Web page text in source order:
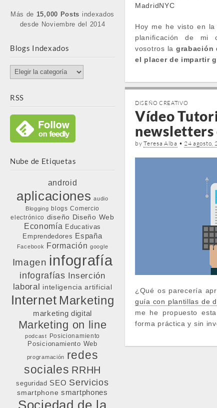
Más de 15,000 Posts indexados
desde Noviembre del 2014
Blogs Indexados
Blogs
Indexados
RSS
Nube de Etiquetas
android
aplicaciones audio
Blogging blogs Comercio
electrónico diseño Diseño Web
Economía Educativas
Emprendedores España
Facebook Formación google
Imagen infografía
infografías Inserción
laboral inteligencia artificial
Internet Marketing
marketing digital
Marketing on line
podcast
Posicionamiento
Posicionamiento Web
programación redes
sociales RRHH
seguridad SEO Servicios
smartphone smartphones
Sociedad de la
Hoy me he visto en la
planificación de mi
vosotros la grabación
el placer de impartir
DISEÑO CREATIVO
Vídeo
byTeresa Alba • 24 agosto,
¿Qué os parecería
guía con plantillas de
me he propuesto
forma práctica y sin